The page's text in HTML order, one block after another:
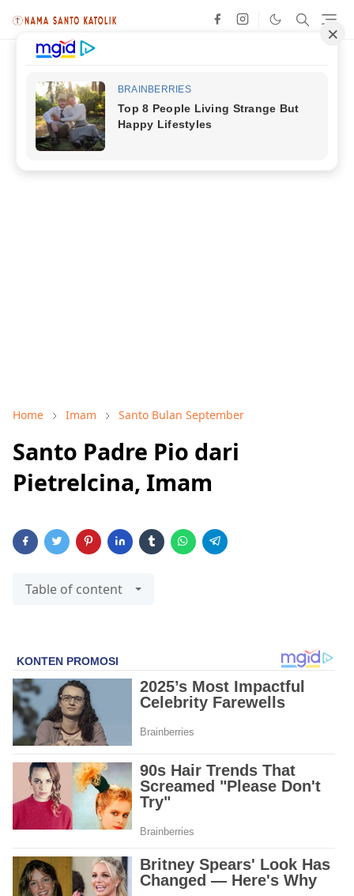
Home Imam Santo Bulan September
Santo Padre Pio dari
Pietrelcina, Imam
Table of content